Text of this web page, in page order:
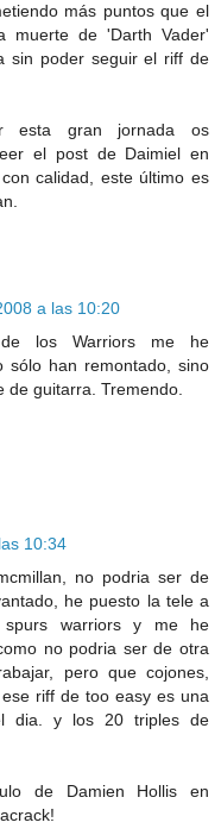
más puntos que el
muerte de 'Darth Vader'
sin poder seguir el riff de
esta gran jornada os
el post de Daimiel en
calidad, este último es
a las 10:20
los Warriors me he
sólo han remontado, sino
guitarra. Tremendo.
10:34
no podria ser de
he puesto la tele a
warriors y me he
no podria ser de otra
pero que cojones,
riff de too easy es una
dia. y los 20 triples de
de Damien Hollis en